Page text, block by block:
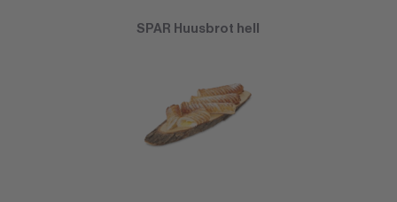
SPAR Huusbrot hell